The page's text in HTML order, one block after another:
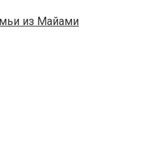
из Майами